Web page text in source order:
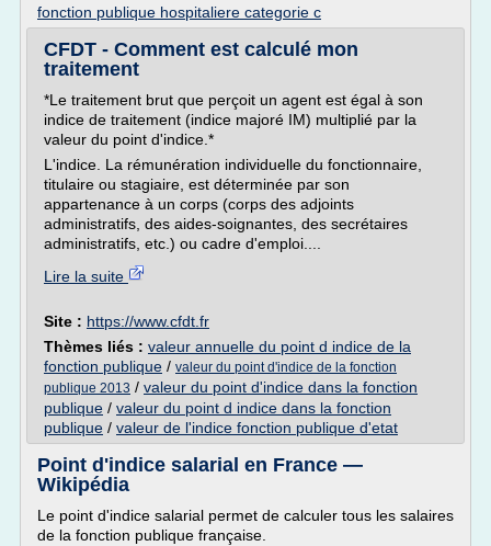
fonction publique hospitaliere categorie c
CFDT - Comment est calculé mon
traitement
*Le traitement brut que perçoit un agent est égal à son
indice de traitement (indice majoré IM) multiplié par la
valeur du point d'indice.*
L'indice. La rémunération individuelle du fonctionnaire,
titulaire ou stagiaire, est déterminée par son
appartenance à un corps (corps des adjoints
administratifs, des aides-soignantes, des secrétaires
administratifs, etc.) ou cadre d'emploi....
Lire la suite
Site : https://www.cfdt.fr
Thèmes liés : valeur annuelle du point d indice de la
fonction publique / valeur du point d'indice de la fonction
publique 2013 / valeur du point d'indice dans la fonction
publique / valeur du point d indice dans la fonction
publique / valeur de l'indice fonction publique d'etat
Point d'indice salarial en France —
Wikipédia
Le point d'indice salarial permet de calculer tous les salaires
de la fonction publique française.